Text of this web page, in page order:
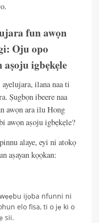
fun awọn
Oju opo
aṣoju igbẹkẹle
ilana naa ti
Ṣugbọn ibeere naa
awọn ara ilu Hong
awọn aṣoju igbẹkẹle?
alaye, eyi ni atokọ
aṣayan kọọkan:
ijọba nfunni ni
elo fisa, ti o jẹ ki o
sii.